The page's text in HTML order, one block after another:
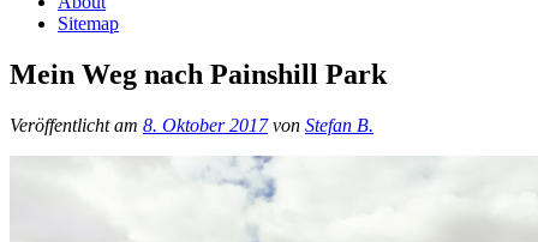
Sitemap
Mein Weg nach Painshill Park
Veröffentlicht am 8. Oktober 2017 von Stefan B.